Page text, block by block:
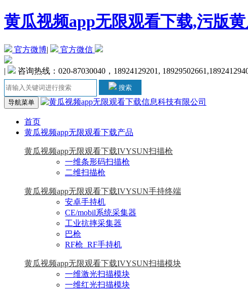
黄瓜视频app无限观看下载,污版
官方微博| 官方微信
| 咨询热线：020-87030040，18924129201,
搜索
导航菜单
首页
黄瓜视频app无限观看下载产品
黄瓜视频app无限观看下载IVYSUN扫描枪
一维条形码扫描枪
二维扫描枪
黄瓜视频app无限观看下载IVYSUN手持终端
安卓手持机
CE/mobil系统采集器
工业抗摔采集器
巴枪
RF枪_RF手持机
黄瓜视频app无限观看下载IVYSUN扫描模块
一维激光扫描模块
一维红光扫描模块